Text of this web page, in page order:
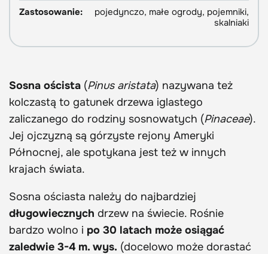
Zastosowanie:
pojedynczo, małe ogrody, pojemniki,
skalniaki
Sosna oścista (Pinus aristata) nazywana też
kolczastą to gatunek drzewa iglastego
zaliczanego do rodziny sosnowatych (Pinaceae).
Jej ojczyzną są górzyste rejony Ameryki
Północnej, ale spotykana jest też w innych
krajach świata.
Sosna ościasta należy do najbardziej
długowiecznych drzew na świecie. Rośnie
bardzo wolno i po 30 latach może osiągać
zaledwie 3-4 m. wys. (docelowo może dorastać